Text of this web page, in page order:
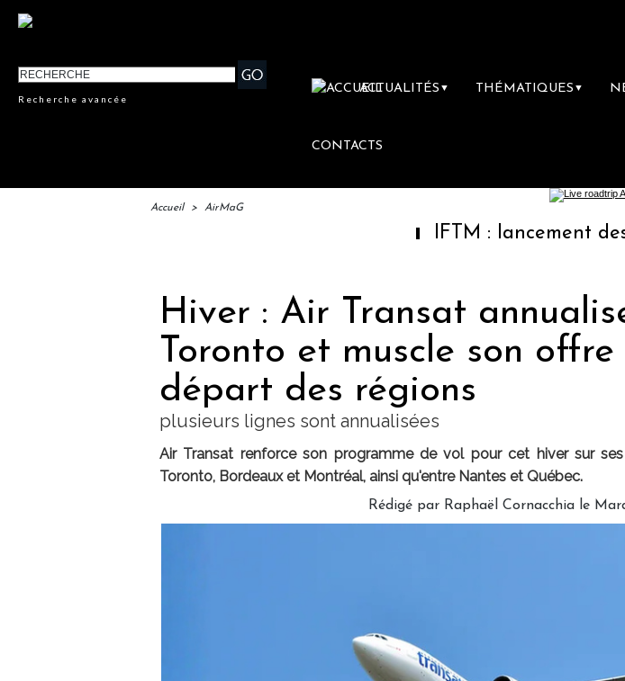
Recherche avancée
ACTUALITÉS ▼ THÉMATIQUES ▼
CONTACTS
Accueil > AirMaG
IFTM : lancement des
Hiver : Air Transat
Toronto et muscle son offre
départ des régions
plusieurs lignes sont annualisées
Air Transat renforce son programme de vol pour cet hiver sur
Toronto, Bordeaux et Montréal, ainsi qu'entre Nantes et Québec.
Rédigé par Raphaël Cornacchia le